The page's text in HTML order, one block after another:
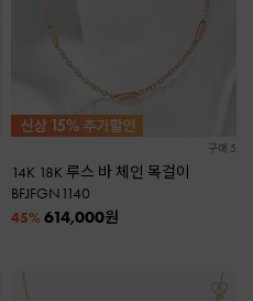
구매 5
14K 18K 루스 바 체인 목걸이
BFJFGN1140
45% 614,000원